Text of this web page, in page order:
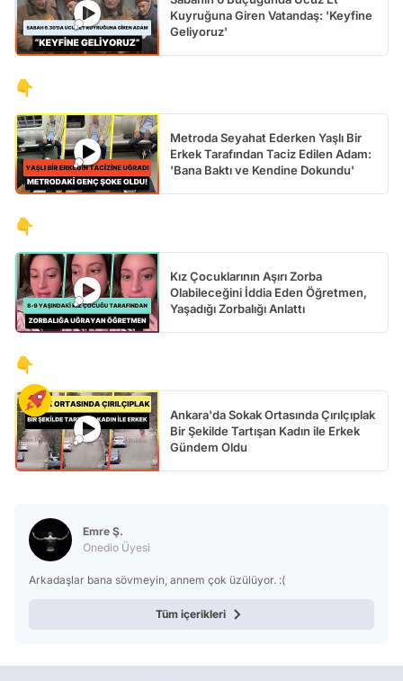
Kuyruğuna Giren Vatandaş: 'Keyfine
Geliyoruz'
👇
Metroda Seyahat Ederken Yaşlı Bir
Erkek Tarafından Taciz Edilen Adam:
'Bana Baktı ve Kendine Dokundu'
👇
Kız Çocuklarının Aşırı Zorba
Olabileceğini İddia Eden Öğretmen,
Yaşadığı Zorbalığı Anlattı
👇
Ankara'da Sokak Ortasında Çırılçıplak
Bir Şekilde Tartışan Kadın ile Erkek
Gündem Oldu
Emre Ş.
Onedio Üyesi
Arkadaşlar bana sövmeyin, annem çok üzülüyor. :(
Tüm içerikleri